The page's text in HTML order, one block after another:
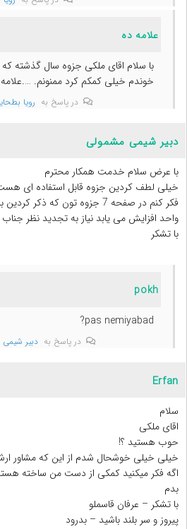
علامه ده
در پاسخ به رویا
با سلام اقای ملکی جزوه سال گذشته که
خوندم خیلی کمکم کرد ممنونم.
دبیر شیمی مشمولی
با عرض سلام خدمت همکار محترم
خیلی لطف کردین جزوه قابل استفاده ای
فکر کنم در صفحه 7 جزوه تون که
واحد افزایش می یابد نیاز به تجدید نظر جناب
با تشکر
pokh
در پاسخ به دبیر
pas nemiyabad?
Erfan
سلام
اقای ملکی
حوب هستید ؟!
خیلی خیلی خوشحال شدم از این که مشاور
اگه فکر میکنید کمکی از دست من ساخته
بدم
با تشکر – عرفان قاسملو
پیروز و سر بلند باشید – بدرود